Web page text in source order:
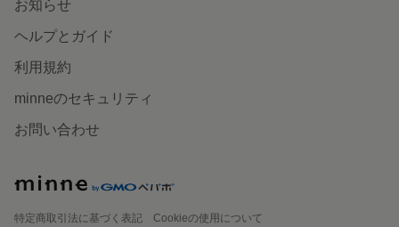
お知らせ
ヘルプとガイド
利用規約
minneのセキュリティ
お問い合わせ
特定商取引法に基づく表記
Cookieの使用について